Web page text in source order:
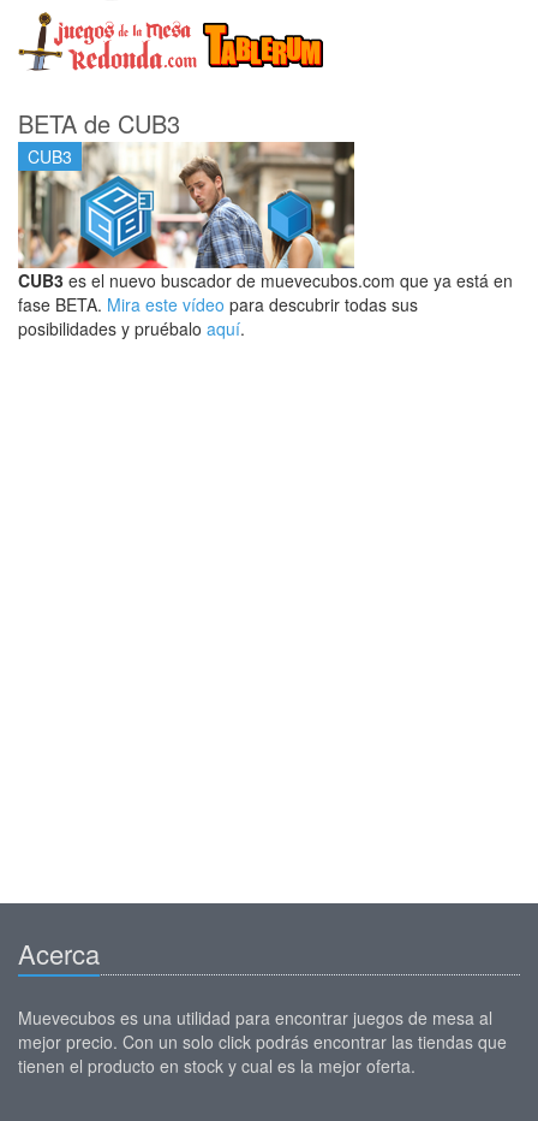
BETA de CUB3
CUB3
CUB3 es el nuevo buscador de muevecubos.com que ya está en
fase BETA. Mira este vídeo para descubrir todas sus
posibilidades y pruébalo aquí.
Acerca
Muevecubos es una utilidad para encontrar juegos de mesa al
mejor precio. Con un solo click podrás encontrar las tiendas que
tienen el producto en stock y cual es la mejor oferta.